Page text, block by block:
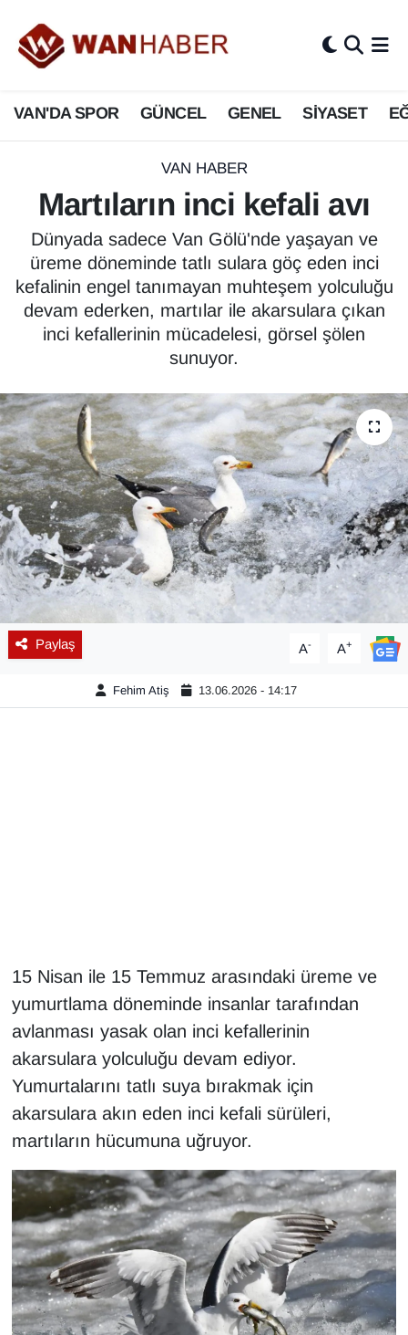
VAN'DA SPOR GÜNCEL GENEL SİYASET
VAN HABER
Martıların inci kefali avı
Dünyada sadece Van Gölü'nde yaşayan ve
üreme döneminde tatlı sulara göç eden inci
kefalinin engel tanımayan muhteşem yolculuğu
devam ederken, martılar ile akarsulara çıkan
inci kefallerinin mücadelesi, görsel şölen
sunuyor.
Paylaş A- A+
Fehim Atiş 13.06.2026 - 14:17
15 Nisan ile 15 Temmuz arasındaki üreme ve
yumurtlama döneminde insanlar tarafından
avlanması yasak olan inci kefallerinin
akarsulara yolculuğu devam ediyor.
Yumurtalarını tatlı suya bırakmak için
akarsulara akın eden inci kefali sürüleri,
martıların hücumuna uğruyor.
3.SAYFA
ASAYİŞ
BİLİM VE TEKNOLOJİ
Biyografi
Bölge Haberleri
ÇEVRE
Dernekler, Odalar
Diğer
DÜNYA
EĞİTİM
EKONOMİ
Eleman
İngilizce
Kamu Alımları
Kim Kimdir?
Kültür & Sanat
KURDÎ
MAGAZİN
MEDYA
Van Nöbetçi Eczaneler
Van Hava Durumu
Van Namaz Vakitleri
Van Trafik Yoğunluk Haritası
Süper Lig Puan Durumu ve Fikstür
Tüm Manşetler
Haber Arşivi